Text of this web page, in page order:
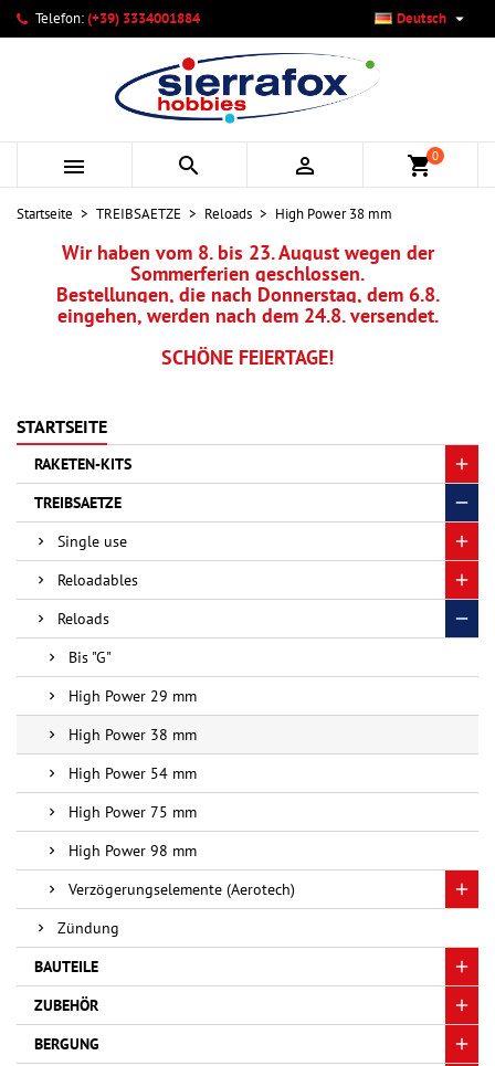
Telefon:(+39) 3334001884 Deutsch 
   shopping_cart0
Startseite TREIBSAETZE Reloads High Power 38 mm
Wir haben vom 8. bis 23. August wegen der
Sommerferien geschlossen.
Bestellungen, die nach Donnerstag, dem 6.8.
eingehen, werden nach dem 24.8. versendet.
SCHÖNE FEIERTAGE!
STARTSEITE
RAKETEN-KITS
TREIBSAETZE
Single use
Reloadables
Reloads
Bis "G"
High Power 29 mm
High Power 38 mm
High Power 54 mm
High Power 75 mm
High Power 98 mm
Verzögerungselemente (Aerotech)
Zündung
BAUTEILE
ZUBEHÖR
BERGUNG
Ihre Wunschlisten ×
Neue Liste anlegen
((modalTitle)) ×
((confirmMessage))
((cancelText)) ((modalDeleteText))
Wunschliste erstellen ×
Name der Wunschliste
Abbrechen Wunschliste erstellen
Anmelden ×
Sie müssen angemeldet sein, um Artikel Ihrer Wunschliste
hinzufügen zu können.
Abbrechen Anmelden